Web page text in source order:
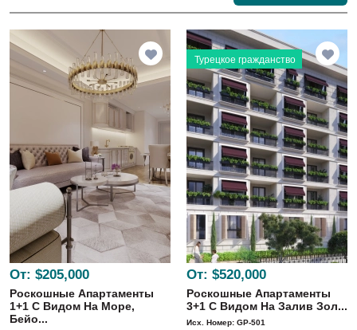
От: $205,000
Роскошные Апартаменты
1+1 С Видом На Море,
Бейо...
Турецкое гражданство
От: $520,000
Роскошные Апартаменты
3+1 С Видом На Залив Зол...
Исх. Номер: GP-501